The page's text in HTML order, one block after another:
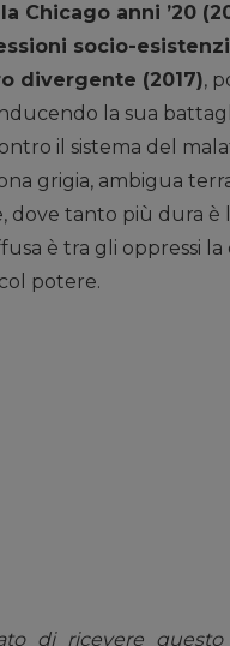
Chicago anni ’20
socio-
divergente (2017),
la sua
il sistema del
grigia, ambigua
dove tanto più dura è
è tra gli oppressi la
potere.
di ricevere